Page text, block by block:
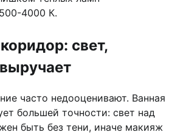
4000 К.
свет,
часто недооценивают. Ванная
большей точности: свет над
быть без тени, иначе макияж